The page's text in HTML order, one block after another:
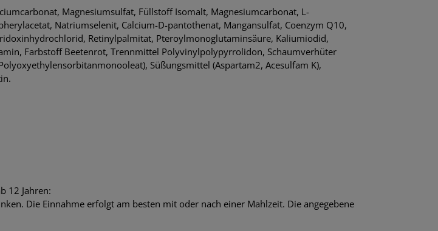
Magnesiumsulfat, Füllstoff Isomalt, Magnesiumcarbonat, L-
Natriumselenit, Calcium-D-pantothenat, Mangansulfat, Coenzym Q10,
Retinylpalmitat, Pteroylmonoglutaminsäure, Kaliumiodid,
Farbstoff Beetenrot, Trennmittel Polyvinylpolypyrrolidon, Schaumverhüter
Süßungsmittel (Aspartam2, Acesulfam K),
12 Jahren:
Die Einnahme erfolgt am besten mit oder nach einer Mahlzeit. Die angegebene